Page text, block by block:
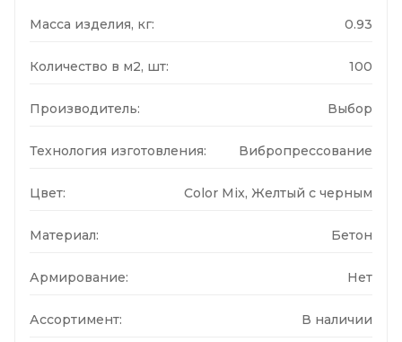
Масса изделия, кг: 0.93
Количество в м2, шт: 100
Производитель: Выбор
Технология изготовления: Вибропрессование
Цвет: Color Mix, Желтый с черным
Материал: Бетон
Армирование: Нет
Ассортимент: В наличии